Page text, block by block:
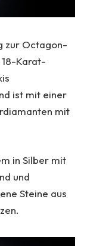
zur Octagon-
Karat-
ist mit einer
mit
in Silber mit
und
Steine aus